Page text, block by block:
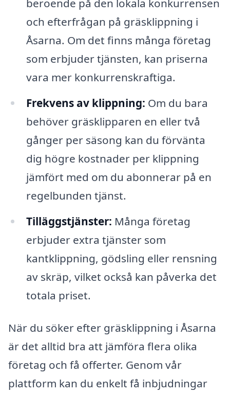
beroende på den lokala konkurrensen
och efterfrågan på gräsklippning i
Åsarna. Om det finns många företag
som erbjuder tjänsten, kan priserna
vara mer konkurrenskraftiga.
Frekvens av klippning: Om du bara
behöver gräsklipparen en eller två
gånger per säsong kan du förvänta
dig högre kostnader per klippning
jämfört med om du abonnerar på en
regelbunden tjänst.
Tilläggstjänster: Många företag
erbjuder extra tjänster som
kantklippning, gödsling eller rensning
av skräp, vilket också kan påverka det
totala priset.
När du söker efter gräsklippning i Åsarna
är det alltid bra att jämföra flera olika
företag och få offerter. Genom vår
plattform kan du enkelt få inbjudningar